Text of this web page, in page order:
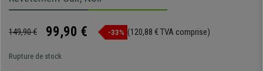
149,90 € 99,90 € -33% (120,88 € TVA comprise)
Rupture de stock